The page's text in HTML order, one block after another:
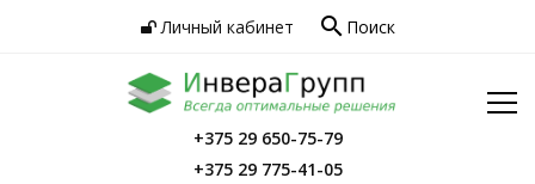
Личный кабинет search Поиск
Главная
+375 29 650-75-79
+375 29 775-41-05
Услуги
Сервис
Инфо
Контакты